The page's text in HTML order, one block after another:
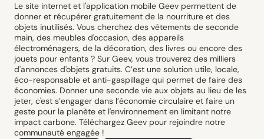
Le site internet et l'application mobile Geev permettent de
donner et récupérer gratuitement de la nourriture et des
objets inutilisés. Vous cherchez des vêtements de seconde
main, des meubles d'occasion, des appareils
électroménagers, de la décoration, des livres ou encore des
jouets pour enfants ? Sur Geev, vous trouverez des milliers
d'annonces d'objets gratuits. C’est une solution utile, locale,
éco-responsable et anti-gaspillage qui permet de faire des
économies. Donner une seconde vie aux objets au lieu de les
jeter, c'est s’engager dans l’économie circulaire et faire un
geste pour la planète et l'environnement en limitant notre
impact carbone. Téléchargez Geev pour rejoindre notre
communauté engagée !